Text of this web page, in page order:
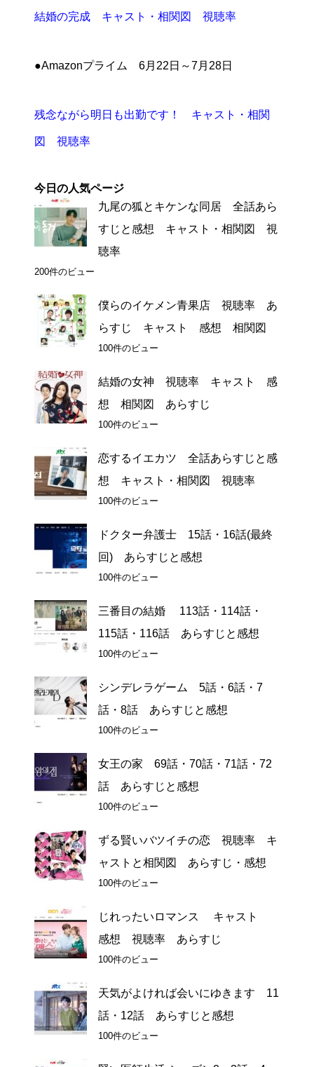
結婚の完成 キャスト・相関図 視聴率
●Amazonプライム 6月22日～7月28日
残念ながら明日も出勤です！ キャスト・相関
図 視聴率
今日の人気ページ
九尾の狐とキケンな同居 全話あら
すじと感想 キャスト・相関図 視
聴率
200件のビュー
僕らのイケメン青果店 視聴率 あ
らすじ キャスト 感想 相関図
100件のビュー
結婚の女神 視聴率 キャスト 感
想 相関図 あらすじ
100件のビュー
恋するイエカツ 全話あらすじと感
想 キャスト・相関図 視聴率
100件のビュー
ドクター弁護士 15話・16話(最終
回) あらすじと感想
100件のビュー
三番目の結婚 113話・114話・
115話・116話 あらすじと感想
100件のビュー
シンデレラゲーム 5話・6話・7
話・8話 あらすじと感想
100件のビュー
女王の家 69話・70話・71話・72
話 あらすじと感想
100件のビュー
ずる賢いバツイチの恋 視聴率 キ
ャストと相関図 あらすじ・感想
100件のビュー
じれったいロマンス キャスト
感想 視聴率 あらすじ
100件のビュー
天気がよければ会いにゆきます 11
話・12話 あらすじと感想
100件のビュー